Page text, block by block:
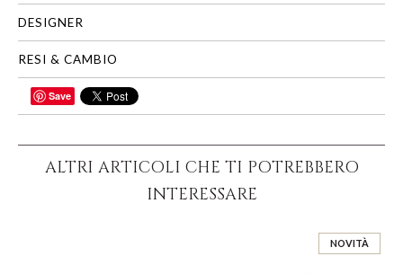
DESIGNER
RESI & CAMBIO
CONDIVIDI
Save
ALTRI ARTICOLI CHE TI POTREBBERO
INTERESSARE
NOVITÀ